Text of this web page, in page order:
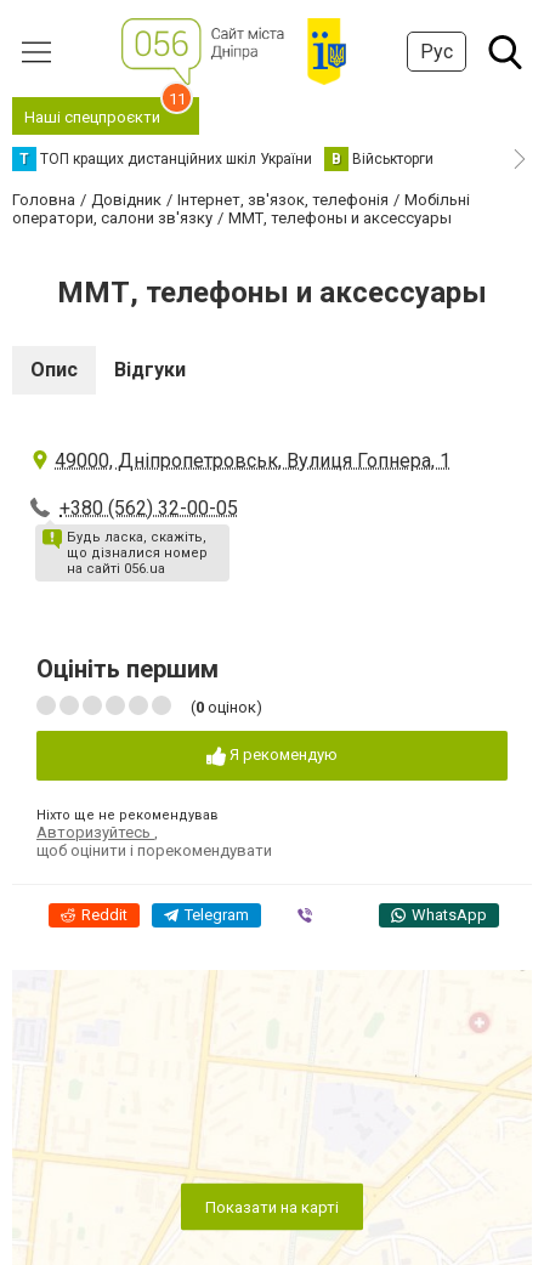
Рус
Наші спецпроєкти
11
Т ТОП кращих дистанційних шкіл України В Військторги
Головна Довідник Інтернет, зв'язок, телефонія
Мобільні
оператори, салони зв'язку
ММТ, телефоны и аксессуары
ММТ, телефоны и аксессуары
Опис Відгуки
49000, Дніпропетровськ, Вулиця Гопнера, 1
+380 (562) 32-00-05
Будь ласка, скажіть,
що дізналися номер
на сайті 056.ua
Оцініть першим
(0 оцінок)
Я рекомендую
Ніхто ще не рекомендував
Авторизуйтесь
щоб оцінити і порекомендувати
Reddit Telegram WhatsApp
Показати на карті